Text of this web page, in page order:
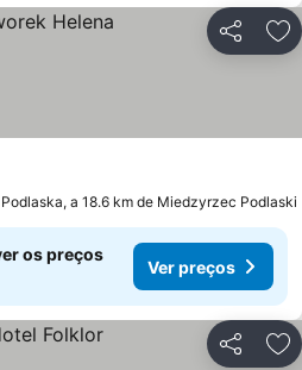
Partilhar
a 18.6 km de Miedzyrzec Podlaski
os preços
Ver preços
Partilhar